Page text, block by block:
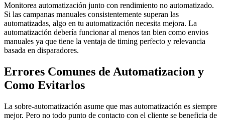
Monitorea automatización junto con rendimiento no automatizado.
Si las campanas manuales consistentemente superan las
automatizadas, algo en tu automatización necesita mejora. La
automatización debería funcionar al menos tan bien como envios
manuales ya que tiene la ventaja de timing perfecto y relevancia
basada en disparadores.
Errores Comunes de Automatizacion y
Como Evitarlos
La sobre-automatización asume que mas automatización es siempre
mejor. Pero no todo punto de contacto con el cliente se beneficia de